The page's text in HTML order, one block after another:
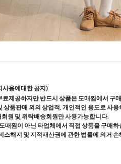
사용에대한 공지)
료제공하지만 반드시 상품은 도매찜에서 구
상품판매 외의 상업적, 개인적인 용도로 사
원 및 위탁배송회원만 사용가능합니다.
매찜이 아닌 타업체에서 직접 상품을 구매
스해지 및 지적재산권에 관한 법률에 의거